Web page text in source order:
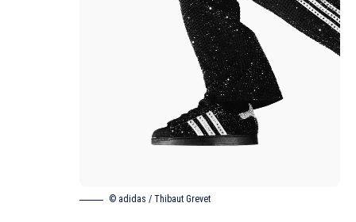
© adidas / Thibaut Grevet